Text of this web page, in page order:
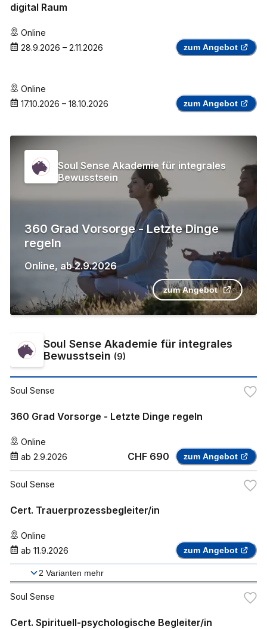
digital Raum
Online
28.9.2026 – 2.11.2026 zum Angebot
Online
17.10.2026 – 18.10.2026 zum Angebot
Soul Sense Akademie für integrales
Bewusstsein
360 Grad Vorsorge - Letzte Dinge
regeln
Online, ab 2.9.2026
zum Angebot
Soul Sense Akademie für integrales
Bewusstsein (9)
Soul Sense
360 Grad Vorsorge - Letzte Dinge regeln
Online
ab 2.9.2026 CHF 690 zum Angebot
Soul Sense
Cert. Trauerprozessbegleiter/in
Online
ab 11.9.2026 zum Angebot
2 Varianten mehr
Soul Sense
Cert. Spirituell-psychologische Begleiter/in